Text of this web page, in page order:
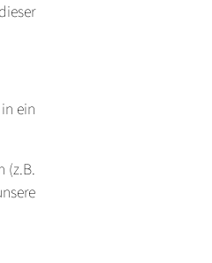
ein
(z.B.